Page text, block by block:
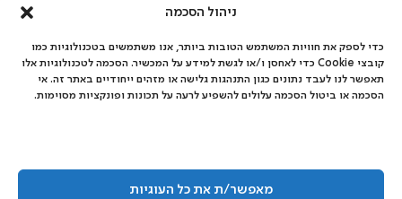
ניהול הסכמה
כדי לספק את חוויות המשתמש הטובות ביותר, אנו משתמשים בטכנולוגיות כמו
קובצי Cookie כדי לאחסן ו/או לגשת למידע על המכשיר. הסכמה לטכנולוגיות אלו
תאפשר לנו לעבד נתונים כגון התנהגות גלישה או מזהים ייחודיים באתר זה. אי
הסכמה או ביטול הסכמה עלולים להשפיע לרעה על תכונות ופונקציות מסוימות.
מאפשר/ת את כל העוגיות
חומרים
פרויקטים
שיתופי פעולה
כתובתנו